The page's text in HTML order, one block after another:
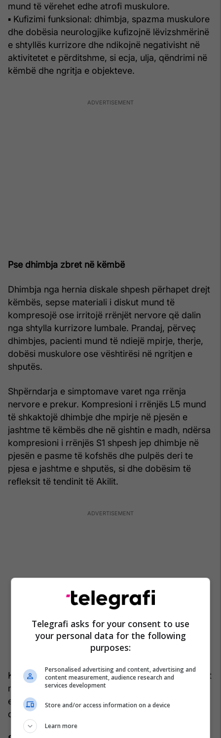
mund të vërehet edhe atrofi muskulore.
▪ Kufizimi funksional: dhimbja, spazma muskulore
dhe dobësia neurologjike kufizojnë lëvizshmërinë
e shtyllës kurrizore dhe ndikojnë negativisht në
aktivitetet e përditshme, si ecja, ulja, qëndrimi në
këmbë dhe ngritja e objekteve.
Pse dhimbja zbret në këmbë
Dhimbja nga hernia diskale shpesh përhapet drejt
këmbës, sepse materiali i diskut mund të
kompresojë ose irritojë rrënjët nervore që dalin
nga shtylla kurrizore lumbale. Prandaj, përveç
dhimbjes, pacienti mund të ndiejë mpirje, therje,
dobësi muskulore ose vështirësi në ngritjen e
shputës.
Shpërndarja e simptomave varet nga rrënja
nervore e prekur. Kompresioni i rrënjës L5 mund
të shkaktojë dhimbje dhe mpirje në pjesën e
jashtme të këmbës dhe në gishtin e madh, ndërsa
kompresioni i rrënjës S1 shpesh jep dhimbje në
pjesën e pasme të kofshës dhe pulpës deri te
pjesa e jashtme e shputës, si dhe dobësim të
refleksit të tendinit të Akilit.
Kjo përhapje e dhimbjes, sidomos kur shoqërohet
me mpirje ose therje, është shenjë e rëndësishme
e përfshirjes së rrënjëve nervore dhe ndihmon në
orientimin diagnostik të hernies diskale.
Telegrafi asks for your consent to use
your personal data for the following
purposes:
Personalised advertising and content, advertising and
content measurement, audience research and
services development
Store and/or access information on a device
Learn more